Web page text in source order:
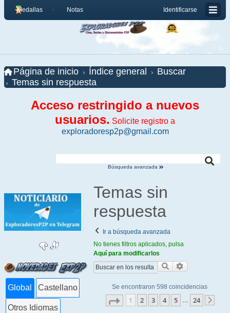
Identificarse
Medallas Notas
Página de inicio Índice general
Buscar
Temas sin respuesta
Acceso restringido a nuevos
usuarios. Solicite registro a
exploradoresp2p@gmail.com
Búsqueda avanzada
Global Castellano
Otros Idiomas
Temas sin
respuesta
Ir a búsqueda avanzada
No tienes filtros aplicados, pulsa
Aquí para modificarlos
Buscar
Se encontraron 598 coincidencias
Página de 24
1 2 3 4 5 … 24